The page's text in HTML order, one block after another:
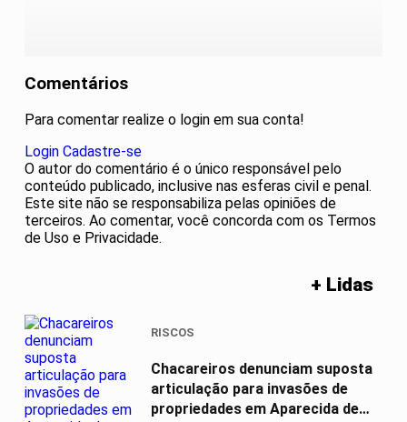
Comentários
Para comentar realize o login em sua conta!
Login Cadastre-se
O autor do comentário é o único responsável pelo
conteúdo publicado, inclusive nas esferas civil e penal.
Este site não se responsabiliza pelas opiniões de
terceiros. Ao comentar, você concorda com os Termos
de Uso e Privacidade.
+ Lidas
RISCOS
Chacareiros denunciam suposta
articulação para invasões de
propriedades em Aparecida de